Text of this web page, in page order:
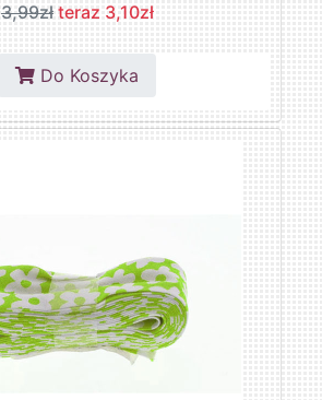
3,99zł teraz 3,10zł
Do Koszyka